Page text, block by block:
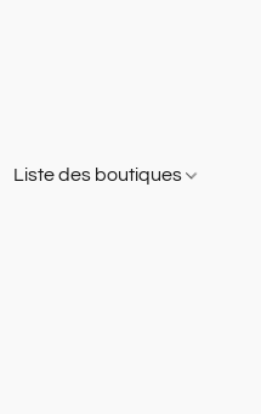
Liste des boutiques